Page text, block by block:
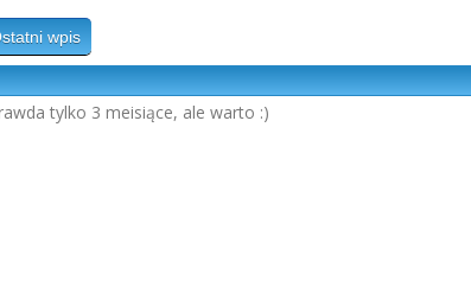
wpis
tylko 3 meisiące, ale warto :)